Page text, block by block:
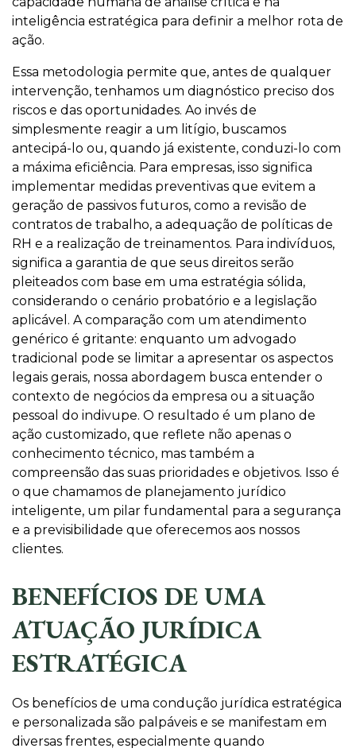
inteligência estratégica para definir a melhor rota de
ação.
Essa metodologia permite que, antes de qualquer
intervenção, tenhamos um diagnóstico preciso dos
riscos e das oportunidades. Ao invés de
simplesmente reagir a um litígio, buscamos
antecipá-lo ou, quando já existente, conduzi-lo com
a máxima eficiência. Para empresas, isso significa
implementar medidas preventivas que evitem a
geração de passivos futuros, como a revisão de
contratos de trabalho, a adequação de políticas de
RH e a realização de treinamentos. Para indivíduos,
significa a garantia de que seus direitos serão
pleiteados com base em uma estratégia sólida,
considerando o cenário probatório e a legislação
aplicável. A comparação com um atendimento
genérico é gritante: enquanto um advogado
tradicional pode se limitar a apresentar os aspectos
legais gerais, nossa abordagem busca entender o
contexto de negócios da empresa ou a situação
pessoal do indivupe. O resultado é um plano de
ação customizado, que reflete não apenas o
conhecimento técnico, mas também a
compreensão das suas prioridades e objetivos. Isso é
o que chamamos de planejamento jurídico
inteligente, um pilar fundamental para a segurança
e a previsibilidade que oferecemos aos nossos
clientes.
BENEFÍCIOS DE UMA
ATUAÇÃO JURÍDICA
ESTRATÉGICA
Os benefícios de uma condução jurídica estratégica
e personalizada são palpáveis e se manifestam em
diversas frentes, especialmente quando